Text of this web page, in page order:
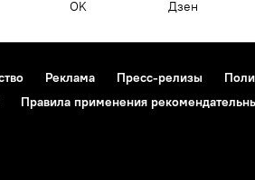
OK Дзен
Реклама Пресс-релизы
Правила применения